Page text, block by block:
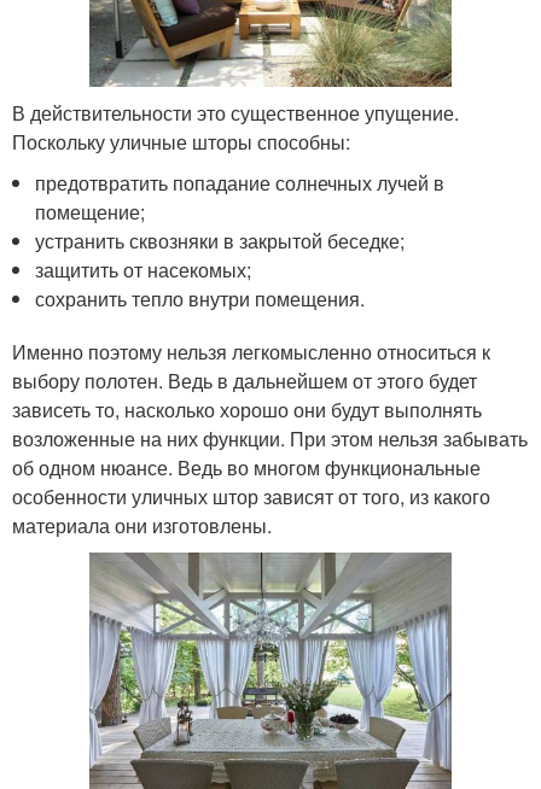
В действительности это существенное упущение.
Поскольку уличные шторы способны:
предотвратить попадание солнечных лучей в
помещение;
устранить сквозняки в закрытой беседке;
защитить от насекомых;
сохранить тепло внутри помещения.
Именно поэтому нельзя легкомысленно относиться к
выбору полотен. Ведь в дальнейшем от этого будет
зависеть то, насколько хорошо они будут выполнять
возложенные на них функции. При этом нельзя забывать
об одном нюансе. Ведь во многом функциональные
особенности уличных штор зависят от того, из какого
материала они изготовлены.